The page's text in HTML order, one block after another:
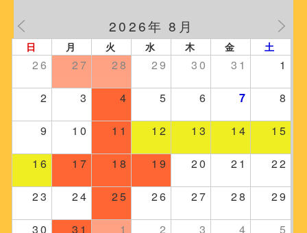
2026年 8月
日 月 火 水 木 金 土
26 27 28 29 30 31 1
2 3 4 5 6 7 8
9 10 11 12 13 14 15
16 17 18 19 20 21 22
23 24 25 26 27 28 29
30 31 1 2 3 4 5